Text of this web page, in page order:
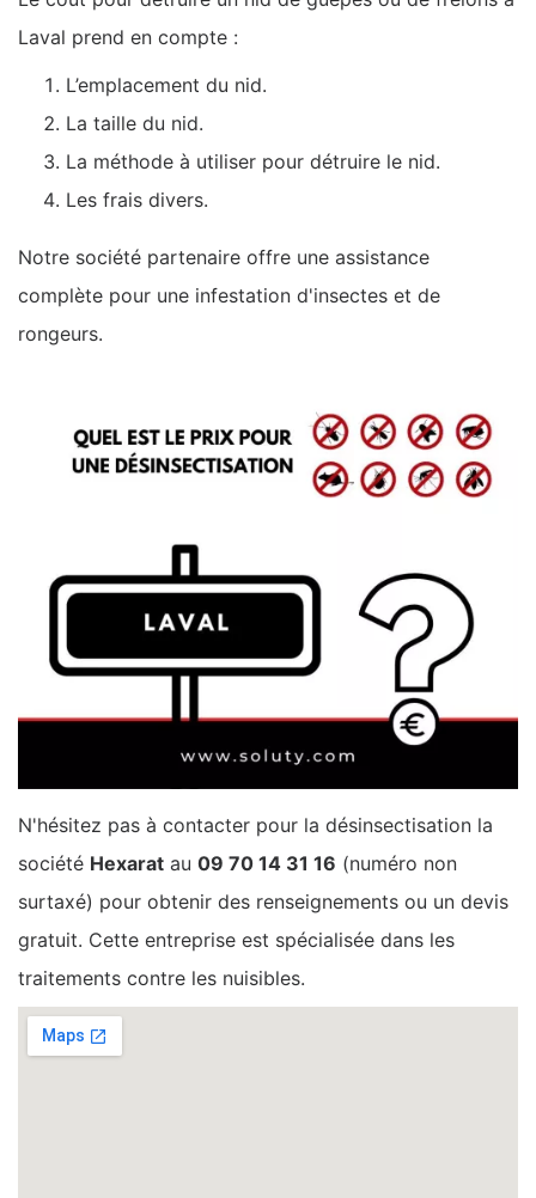
Laval prend en compte :
L’emplacement du nid.
La taille du nid.
La méthode à utiliser pour détruire le nid.
Les frais divers.
Notre société partenaire offre une assistance
complète pour une infestation d'insectes et de
rongeurs.
N'hésitez pas à contacter pour la désinsectisation la
société Hexarat au 09 70 14 31 16 (numéro non
surtaxé) pour obtenir des renseignements ou un devis
gratuit. Cette entreprise est spécialisée dans les
traitements contre les nuisibles.